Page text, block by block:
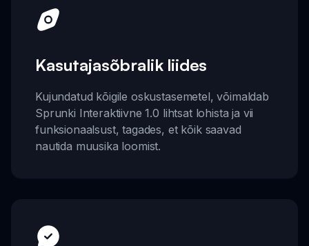
Kasutajasõbralik liides
Kujundatud kõigile oskustasemetel, võimaldab
Sprunki Interaktiivne 1.0 lihtsat lohista ja vii
funksionaalsust, tagades, et kõik saavad
nautida muusika loomist.